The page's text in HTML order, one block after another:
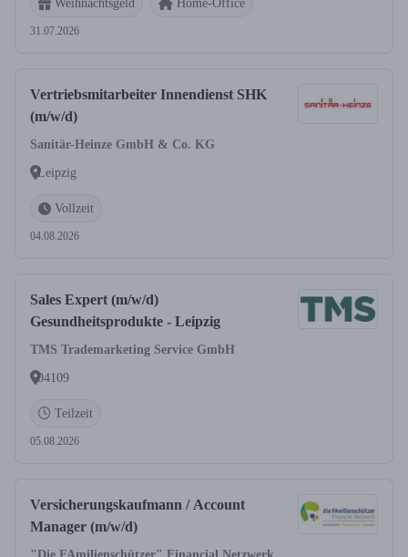
Weihnachtsgeld Home-Office
31.07.2026
Vertriebsmitarbeiter Innendienst SHK
(m/w/d)
Sanitär-Heinze GmbH & Co. KG
Leipzig
Vollzeit
04.08.2026
Sales Expert (m/w/d)
Gesundheitsprodukte - Leipzig
TMS Trademarketing Service GmbH
04109
Teilzeit
05.08.2026
Versicherungskaufmann / Account
Manager (m/w/d)